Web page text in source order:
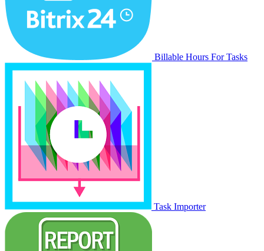
Billable Hours For Tasks
Task Importer